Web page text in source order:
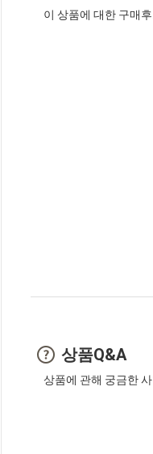
이 상품에 대한 구매
상품Q&A
상품에 관해 궁금한